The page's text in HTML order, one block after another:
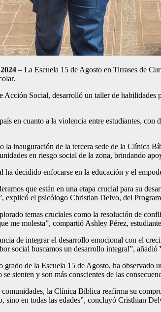
– La Escuela 15 de Agosto en Tirrases de
Social, desarrolló un taller de habilidades
en cuanto a la violencia entre estudiantes,
la inauguración de la tercera sede de la
en riesgo social de la zona, brindando
decidido enfocarse en la educación y el
que están en una etapa crucial para su
explicó el psicólogo Christian Delvo, del
temas cruciales como la resolución de
me molesta”, compartió Ashley Pérez,
de integrar el desarrollo emocional con el
social buscamos un desarrollo integral”,
de la Escuela 15 de Agosto, ha
sienten y son más conscientes de las
la Clínica Bíblica reafirma su
sino en todas las edades”, concluyó Cristhian